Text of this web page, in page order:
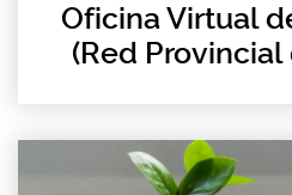
Oficina Virtual
(Red Provincial